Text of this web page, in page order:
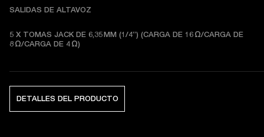
SALIDAS DE ALTAVOZ
5 X TOMAS JACK DE 6,35 MM (1/4”) (CARGA DE 16 Ω/CARGA DE
8 Ω/CARGA DE 4 Ω)
DETALLES DEL PRODUCTO